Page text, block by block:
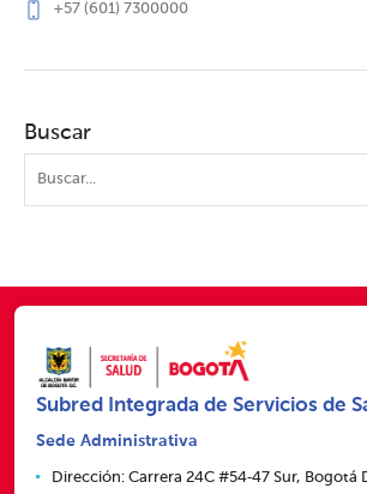
+57 (601) 7300000
Buscar
Subred Integrada de Servicios de
Sede Administrativa
Dirección: Carrera 24C #54‑47 Sur, Bogotá